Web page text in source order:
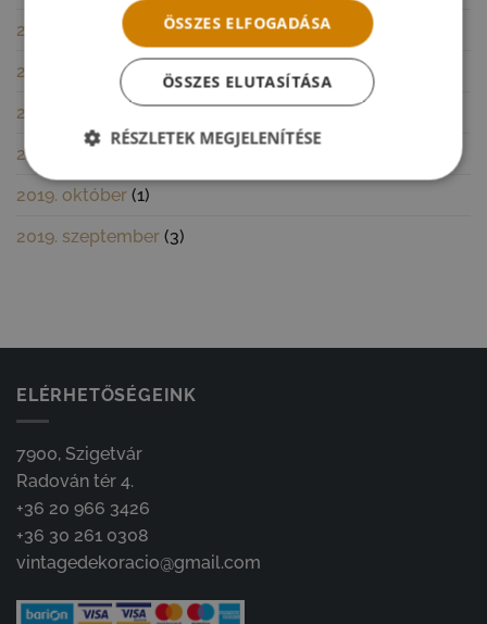
2024. május
(1)
2024. április
(1)
2023. június
(1)
2023. március
2019. október (1)
2019. szeptember (3)
ELÉRHETŐSÉGEINK
7900, Szigetvár
Radován tér 4.
+36 20 966 3426
+36 30 261 0308
vintagedekoracio@gmail.com
ÖSSZES ELFOGADÁSA
ÖSSZES ELUTASÍTÁSA
RÉSZLETEK MEGJELENÍTÉSE